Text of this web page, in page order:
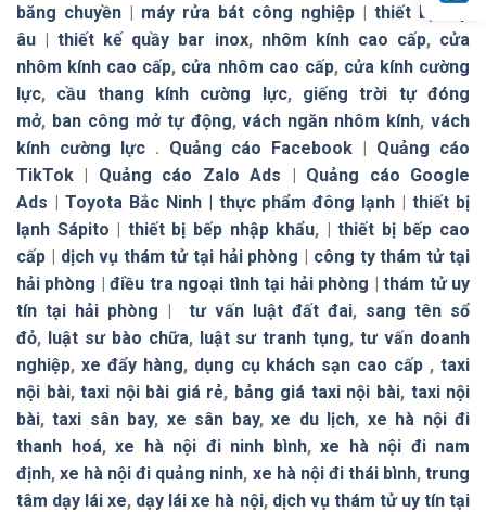
băng chuyền | máy rửa bát công nghiệp | thiết bị bếp
âu |thiết kế quầy bar inox, nhôm kính cao cấp, cửa
nhôm kính cao cấp, cửa nhôm cao cấp, cửa kính cường
lực, cầu thang kính cường lực, giếng trời tự đóng
mở, ban công mở tự động,vách ngăn nhôm kính,vách
kính cường lực. Quảng cáo Facebook | Quảng cáo
TikTok | Quảng cáo Zalo Ads | Quảng cáo Google
Ads | Toyota Bắc Ninh | thực phẩm đông lạnh |thiết bị
lạnh Sápito | thiết bị bếp nhập khẩu, |thiết bị bếp cao
cấp | dịch vụ thám tử tại hải phòng | công ty thám tử tại
hải phòng |điều tra ngoại tình tại hải phòng |thám tử uy
tín tại hải phòng | tư vấn luật đất đai, sang tên sổ
đỏ, luật sư bào chữa, luật sư tranh tụng,tư vấn doanh
nghiệp, xe đẩy hàng, dụng cụ khách sạn cao cấp ,taxi
nội bài,taxi nội bài giá rẻ, bảng giá taxi nội bài, taxi nội
bài,taxi sân bay, xe sân bay,xe du lịch, xe hà nội đi
thanh hoá, xe hà nội đi ninh bình, xe hà nội đi nam
định,xe hà nội đi quảng ninh, xe hà nội đi thái bình,trung
tâm dạy lái xe, dạy lái xe hà nội, dịch vụ thám tử uy tín tại